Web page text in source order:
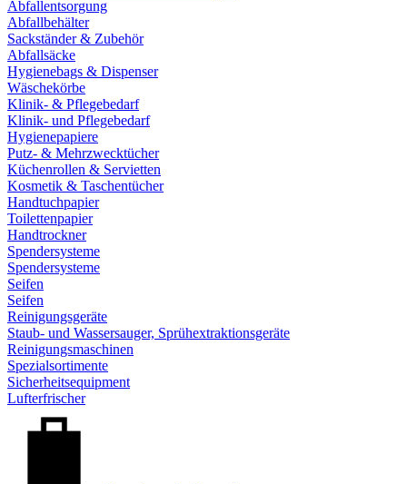
Abfallentsorgung
Abfallbehälter
Sackständer & Zubehör
Abfallsäcke
Hygienebags & Dispenser
Wäschekörbe
Klinik- & Pflegebedarf
Klinik- und Pflegebedarf
Hygienepapiere
Putz- & Mehrzwecktücher
Küchenrollen & Servietten
Kosmetik & Taschentücher
Handtuchpapier
Toilettenpapier
Handtrockner
Spendersysteme
Spendersysteme
Seifen
Seifen
Reinigungsgeräte
Staub- und Wassersauger, Sprühextraktionsgeräte
Reinigungsmaschinen
Spezialsortimente
Sicherheitsequipment
Lufterfrischer